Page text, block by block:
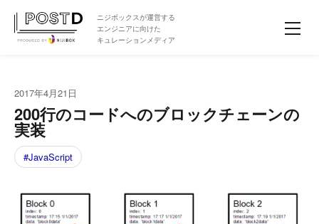
ニジボックスが運営する
エンジニアに向けた
キュレーションメディア
2017年4月21日
200行のコードへのブロックチェーンの
実装
JavaScript